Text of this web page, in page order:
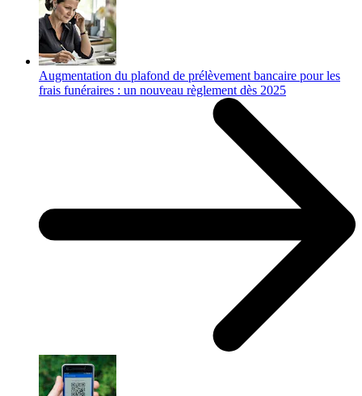
Augmentation du plafond de prélèvement bancaire pour les
frais funéraires : un nouveau règlement dès 2025